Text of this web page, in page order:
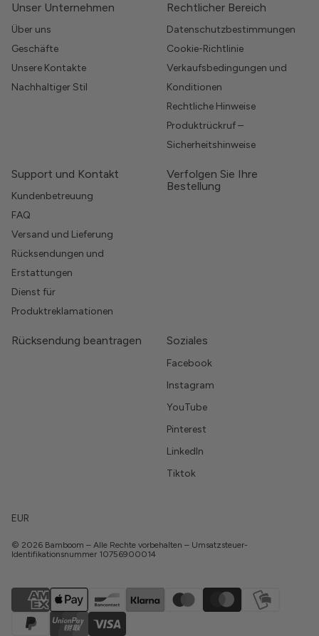
Unser Unternehmen
Über uns
Geschäfte
Unsere Kontakte
Nachhaltiger Stil
Rechtlicher Bereich
Datenschutzbestimmungen
Cookie-Richtlinie
Verkaufsbedingungen und
Konditionen
Rechtliche Hinweise
Produktrückruf –
Sicherheitshinweise
Support und Kontakt
Kundenbetreuung
FAQ
Versand und Lieferung
Rücksendungen und
Erstattungen
Dienst für
Produktreklamationen
Verfolgen Sie Ihre
Bestellung
Rücksendung beantragen Soziales
Facebook
Instagram
YouTube
Pinterest
LinkedIn
Tiktok
EUR
© 2026 Bamboom – Alle Rechte vorbehalten – Umsatzsteuer-
Identifikationsnummer 10756900014